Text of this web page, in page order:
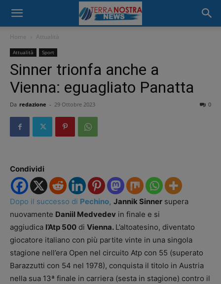
Home Attualità
Attualità Sport
Sinner trionfa anche a
Vienna: eguagliato Panatta
Da redazione - 29 Ottobre 2023 0
Condividi
Dopo il successo di Pechino, Jannik Sinner supera
nuovamente Daniil Medvedev in finale e si
aggiudica l’Atp 500 di Vienna. L’altoatesino, diventato
giocatore italiano con più partite vinte in una singola
stagione nell’era Open nel circuito Atp con 55 (superato
Barazzutti con 54 nel 1978), conquista il titolo in Austria
nella sua 13ª finale in carriera (sesta in stagione) contro il